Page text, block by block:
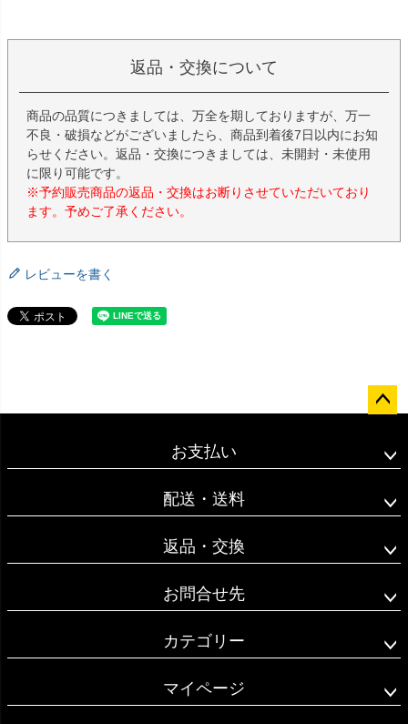
返品・交換について
商品の品質につきましては、万全を期しておりますが、万一
不良・破損などがございましたら、商品到着後7日以内にお知
らせください。返品・交換につきましては、未開封・未使用
に限り可能です。
※予約販売商品の返品・交換はお断りさせていただいており
ます。予めご了承ください。
レビューを書く
ップ
お支払い
配送・送料
返品・交換
お問合せ先
カテゴリー
マイページ